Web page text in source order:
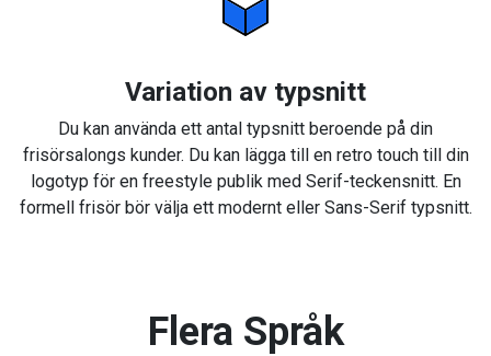
Variation av typsnitt
Du kan använda ett antal typsnitt beroende på din
frisörsalongs kunder. Du kan lägga till en retro touch till din
logotyp för en freestyle publik med Serif-teckensnitt. En
formell frisör bör välja ett modernt eller Sans-Serif typsnitt.
Flera Språk